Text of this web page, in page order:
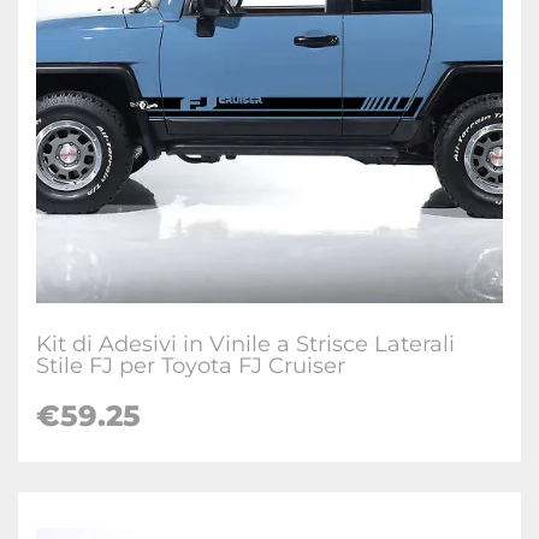
Kit di Adesivi in Vinile a Strisce Laterali
Stile FJ per Toyota FJ Cruiser
€59.25